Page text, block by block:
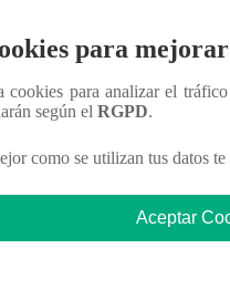
Yo Soy GRANDES
va con todo, pero
para
cookies para analizar el
según el RGPD.
como se utilizan tus datos
Aceptar